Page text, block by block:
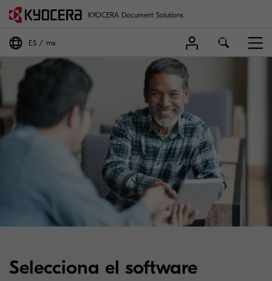
KYOCERA Document Solutions
ES mx
Selecciona el software